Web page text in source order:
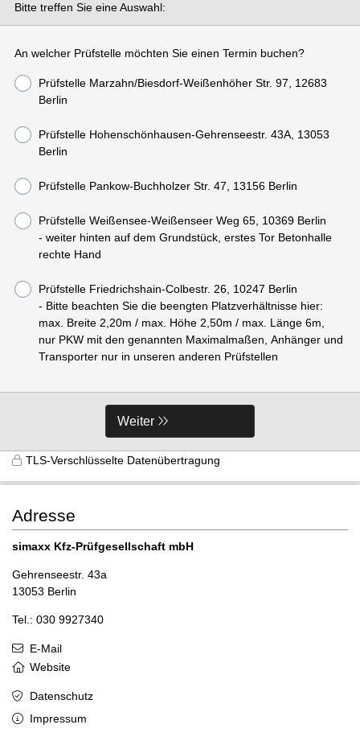
Bitte treffen Sie eine Auswahl:
An welcher Prüfstelle möchten Sie einen Termin buchen?
Prüfstelle Marzahn/Biesdorf-Weißenhöher Str. 97, 12683
Berlin
Prüfstelle Hohenschönhausen-Gehrenseestr. 43A, 13053
Berlin
Prüfstelle Pankow-Buchholzer Str. 47, 13156 Berlin
Prüfstelle Weißensee-Weißenseer Weg 65, 10369 Berlin
- weiter hinten auf dem Grundstück, erstes Tor Betonhalle
rechte Hand
Prüfstelle Friedrichshain-Colbestr. 26, 10247 Berlin
- Bitte beachten Sie die beengten Platzverhältnisse hier:
max. Breite 2,20m / max. Höhe 2,50m / max. Länge 6m,
nur PKW mit den genannten Maximalmaßen, Anhänger und
Transporter nur in unseren anderen Prüfstellen
Weiter
TLS-Verschlüsselte Datenübertragung
Adresse
simaxx Kfz-Prüfgesellschaft mbH
Gehrenseestr. 43a
13053 Berlin
Tel.: 030 9927340
E-Mail
Website
Datenschutz
Impressum